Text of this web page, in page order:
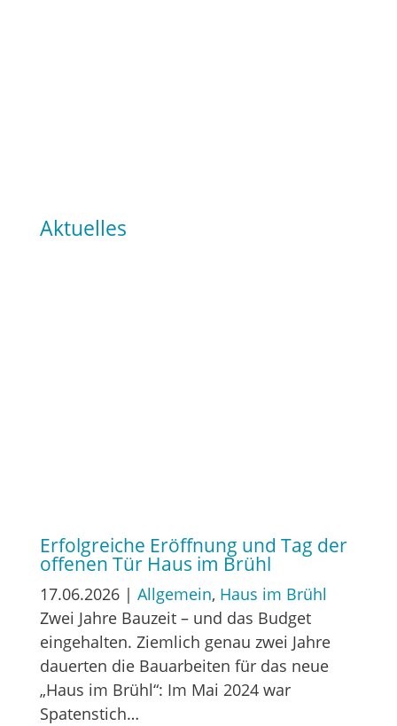
Aktuelles
Erfolgreiche Eröffnung und Tag der
offenen Tür Haus im Brühl
17.06.2026| Allgemein, Haus im Brühl
Zwei Jahre Bauzeit – und das Budget
eingehalten. Ziemlich genau zwei Jahre
dauerten die Bauarbeiten für das neue
„Haus im Brühl“: Im Mai 2024 war
Spatenstich…